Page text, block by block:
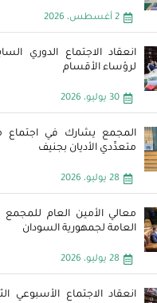
2 أغسطس، 2026
انعقاد الاجتماع الدوري
لرؤساء الأقسام
30 يوليو، 2026
المجمع يشارك في اجتماع
متعدِّدي الأديان بجنيف
28 يوليو، 2026
معالي الأمين العام للمجمع
العامة لجمهورية السودان
28 يوليو، 2026
انعقاد الاجتماع الأسبوعي